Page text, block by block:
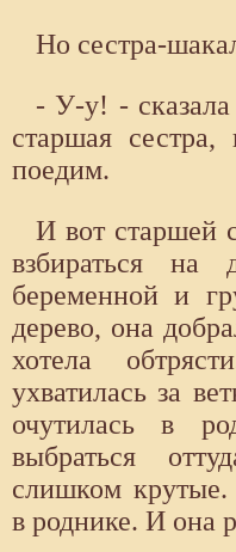
Но сестра-
- У-у! -
старшая
поедим.
И вот старшей
взбираться
беременной и
дерево, она
хотела
ухватилась за
очутилась в
выбраться
слишком
в роднике. И она